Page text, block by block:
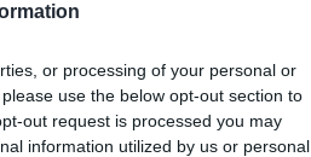
or processing of your personal or
use the below opt-out section to
out request is processed you may
information utilized by us or personal